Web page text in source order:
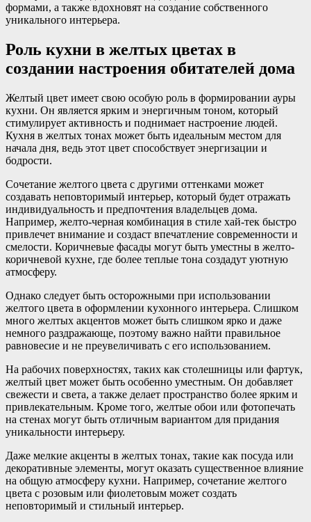
формами, а также вдохновят на создание собственного
уникального интерьера.
Роль кухни в желтых цветах в
создании настроения обитателей дома
Желтый цвет имеет свою особую роль в формировании ауры
кухни. Он является ярким и энергичным тоном, который
стимулирует активность и поднимает настроение людей.
Кухня в желтых тонах может быть идеальным местом для
начала дня, ведь этот цвет способствует энергизации и
бодрости.
Сочетание желтого цвета с другими оттенками может
создавать неповторимый интерьер, который будет отражать
индивидуальность и предпочтения владельцев дома.
Например, желто-черная комбинация в стиле хай-тек быстро
привлечет внимание и создаст впечатление современности и
смелости. Коричневые фасады могут быть уместны в желто-
коричневой кухне, где более теплые тона создадут уютную
атмосферу.
Однако следует быть осторожными при использовании
желтого цвета в оформлении кухонного интерьера. Слишком
много желтых акцентов может быть слишком ярко и даже
немного раздражающе, поэтому важно найти правильное
равновесие и не преувеличивать с его использованием.
На рабочих поверхностях, таких как столешницы или фартук,
желтый цвет может быть особенно уместным. Он добавляет
свежести и света, а также делает пространство более ярким и
привлекательным. Кроме того, желтые обои или фотопечать
на стенах могут быть отличным вариантом для придания
уникальности интерьеру.
Даже мелкие акценты в желтых тонах, такие как посуда или
декоративные элементы, могут оказать существенное влияние
на общую атмосферу кухни. Например, сочетание желтого
цвета с розовым или фиолетовым может создать
неповторимый и стильный интерьер.